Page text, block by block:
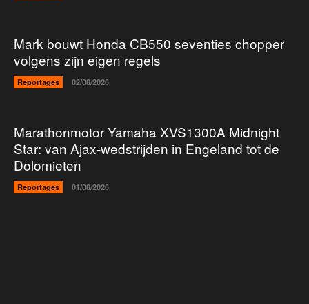
Mark bouwt Honda CB550 seventies chopper
volgens zijn eigen regels
Reportages 02/08/2026
Marathonmotor Yamaha XVS1300A Midnight
Star: van Ajax-wedstrijden in Engeland tot de
Dolomieten
Reportages 01/08/2026